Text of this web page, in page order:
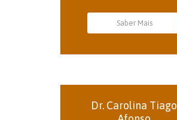
Saber Mais
Dr. Carolina Tiago